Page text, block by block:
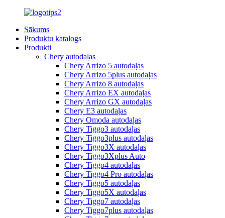
Sākums
Produktu katalogs
Produkti
Chery autodaļas
Chery Arrizo 5 autodaļas
Chery Arrizo 5plus autodaļas
Chery Arrizo 8 autodaļas
Chery Arrizo EX autodaļas
Chery Arrizo GX autodaļas
Chery E3 autodaļas
Chery Omoda autodaļas
Chery Tiggo3 autodaļas
Chery Tiggo3plus autodaļas
Chery Tiggo3X autodaļas
Chery Tiggo3Xplus Auto
Chery Tiggo4 autodaļas
Chery Tiggo4 Pro autodaļas
Chery Tiggo5 autodaļas
Chery Tiggo5X autodaļas
Chery Tiggo7 autodaļas
Chery Tiggo7plus autodaļas